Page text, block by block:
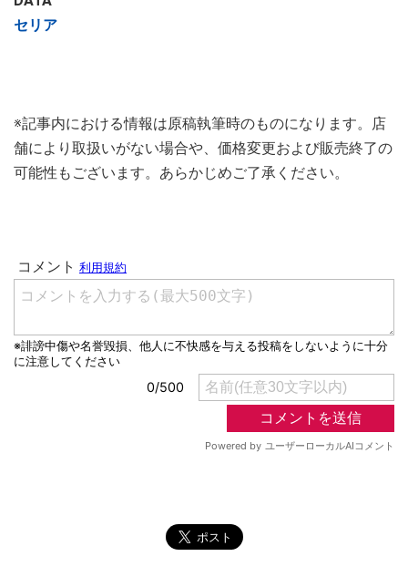
セリア
※記事内における情報は原稿執筆時のものになります。店
舗により取扱いがない場合や、価格変更および販売終了の
可能性もございます。あらかじめご了承ください。